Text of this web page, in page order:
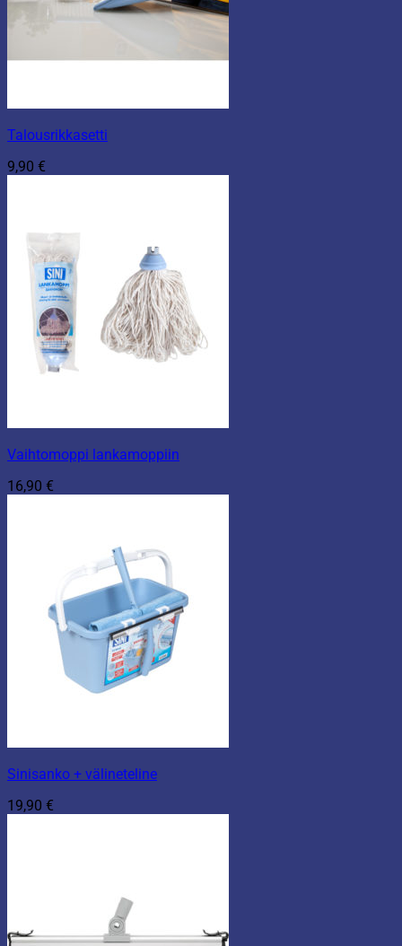
Talousrikkasetti
9,90 €
Vaihtomoppi lankamoppiin
16,90 €
Sinisanko + välineteline
19,90 €